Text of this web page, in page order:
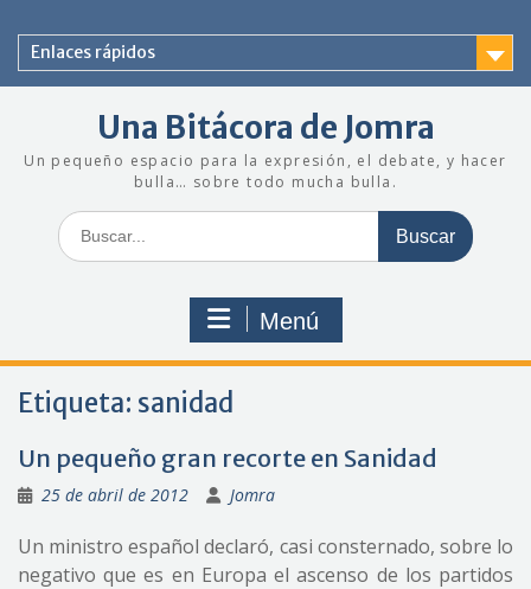
contenido
Enlaces rápidos
Una Bitácora de Jomra
Un pequeño espacio para la expresión, el debate, y hacer
bulla… sobre todo mucha bulla.
Buscar:
Menú
Etiqueta: sanidad
Un pequeño gran recorte en Sanidad
25 de abril de 2012 Jomra
Un ministro español declaró, casi consternado, sobre lo
negativo que es en Europa el ascenso de los partidos